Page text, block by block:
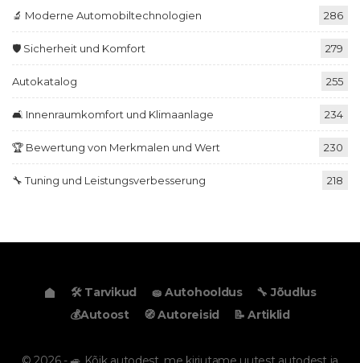
🔬 Moderne Automobiltechnologien 286
🛡️ Sicherheit und Komfort 279
Autokatalog 255
🛋️ Innenraumkomfort und Klimaanlage 234
🏆 Bewertung von Merkmalen und Wert 230
🔧 Tuning und Leistungsverbesserung 218
🛠️ Tarvikud 🧽 Autohooldus
🔧 Jõudlus
💰Autoost
🧭 Autoreisid 📝 Artiklid